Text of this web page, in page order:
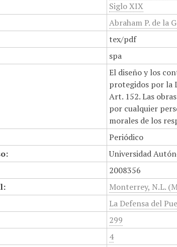
Siglo XIX
Abraham P. de la
tex/pdf
spa
El diseño y los
protegidos por la
Art. 152. Las
por cualquier
morales de los
Periódico
Universidad
2008356
Monterrey, N.L.
La Defensa del
299
4